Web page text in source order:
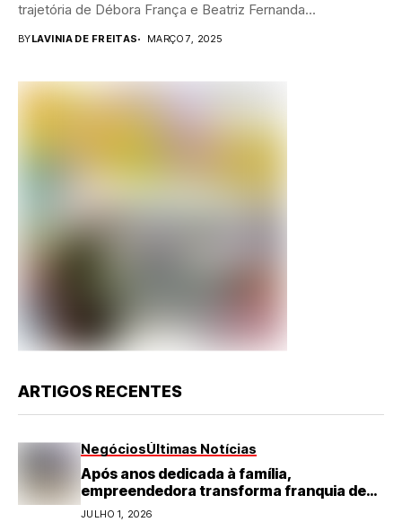
trajetória de Débora França e Beatriz Fernanda...
BYLAVINIA DE FREITAS MARÇO 7, 2025
ARTIGOS RECENTES
NegóciosÚltimas Notícias
Após anos dedicada à família,
empreendedora transforma franquia de
turismo em negócio de destaque no RN
JULHO 1, 2026